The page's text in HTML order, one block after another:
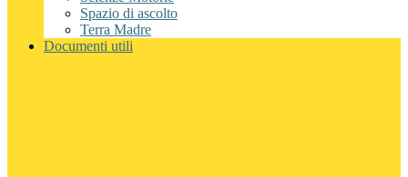
Spazio di ascolto
Terra Madre
Documenti utili